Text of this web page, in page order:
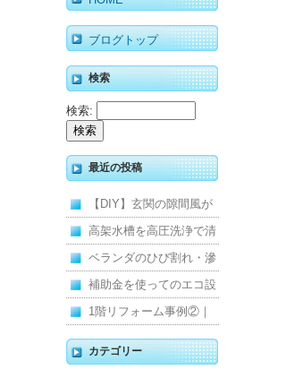
ブログトップ
検索
検索:
最近の投稿
【DIY】玄関の隙間風が
寒くて断熱ドアに交換し
ました
高架水槽を高圧洗浄で清
掃！衛生的な給水環境を
維持｜施工事例
ベランダのひび割れ・滲
みを解消！賃貸マンショ
ン防水工事
補助金を使ってのエコ設
備住宅リフォーム
1階リフォーム事例②｜
キッチン・床・収納を一
新し、扉新設で動線を整
カテゴリー